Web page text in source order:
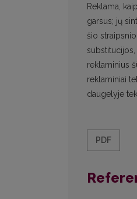
Reklama,
garsus; jų
šio
reklaminius
reklaminiai
daugelyje
PDF